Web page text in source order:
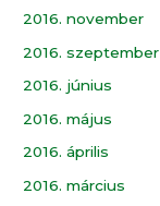
2016. november
2016. szeptember
2016. június
2016. május
2016. április
2016. március